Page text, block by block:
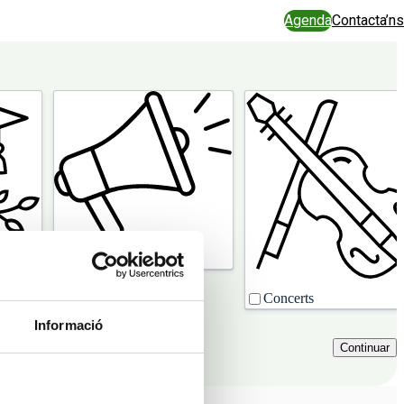
Informació
AgendaContacta’ns
Divulgació
Concerts